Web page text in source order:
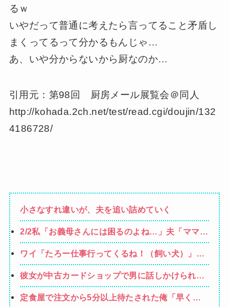
るｗ
いやだって普通に考えたら言ってること矛盾し
まくってるって分かるもんじゃ…
あ、いや分からないから厨なのか…
引用元：第98回 厨房メール展覧会＠同人
http://kohada.2ch.net/test/read.cgi/doujin/132
4186728/
小さなすれ違いが、夫を追い詰めていく
2/2私「お義母さんには困るのよね…」夫「ママを
馬鹿にするな！」「確かにママは頭が悪いけどそ
れを他人に指摘されるのはムカつく！」もうこの
人とは一緒にやっていけないけど、子供が
ワイ「たろー仕事行ってくるね！（飼い犬）」犬
「…？（ぷい」
彼女が中古カードショップで男に話しかけられ
た。いきなり彼女の持ち歩いてたカードを品定め
しだしたらしく…
定食屋で注文から5分以上待たされた俺「早く作